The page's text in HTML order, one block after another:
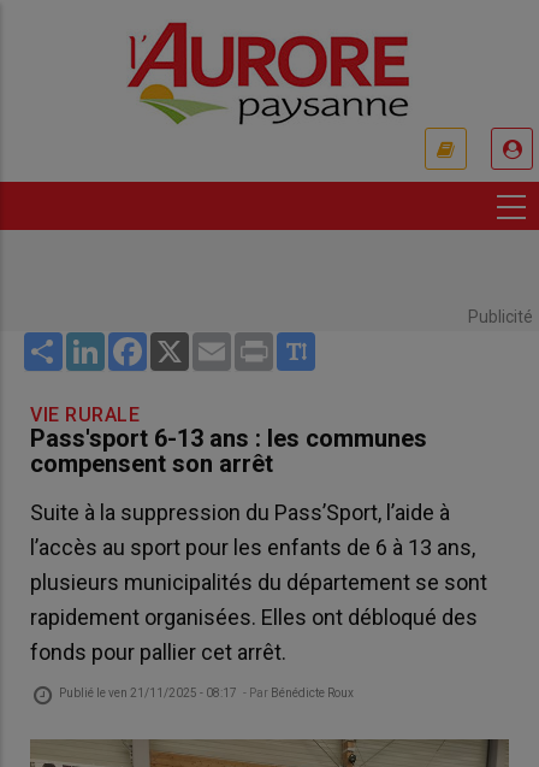
Publicité
Share LinkedInFacebook
X Email Print
VIE RURALE
Pass'sport 6-13 ans : les communes
compensent son arrêt
Suite à la suppression du Pass’Sport, l’aide à
l’accès au sport pour les enfants de 6 à 13 ans,
plusieurs municipalités du département se sont
rapidement organisées. Elles ont débloqué des
fonds pour pallier cet arrêt.
Publié leven 21/11/2025 - 08:17 - Par Bénédicte Roux